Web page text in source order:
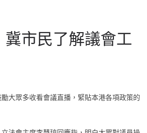
市民了解議會工
大眾多收看會議直播，緊貼本港各項政策的